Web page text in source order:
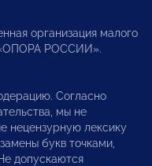
организация малого
«ОПОРА РОССИИ».
Согласно
мы не
нецензурную лексику
букв точками,
допускаются